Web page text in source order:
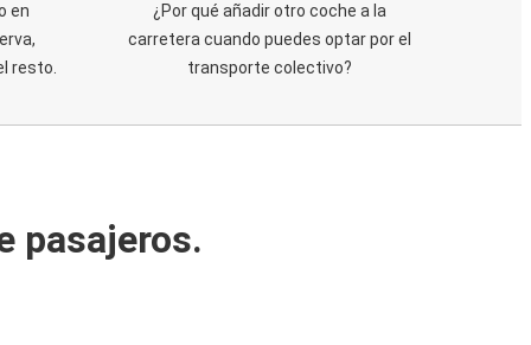
en
resto.
¿Por qué añadir otro coche a la
carretera cuando puedes optar por el
transporte colectivo?
pasajeros.